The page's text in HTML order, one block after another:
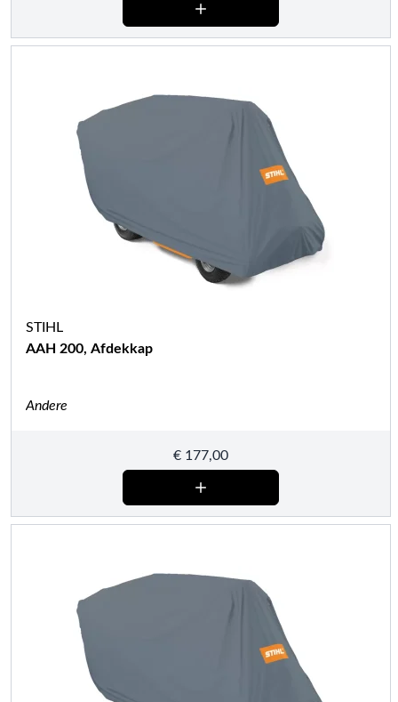
STIHL
AAH 200, Afdekkap
Andere
€ 177,00